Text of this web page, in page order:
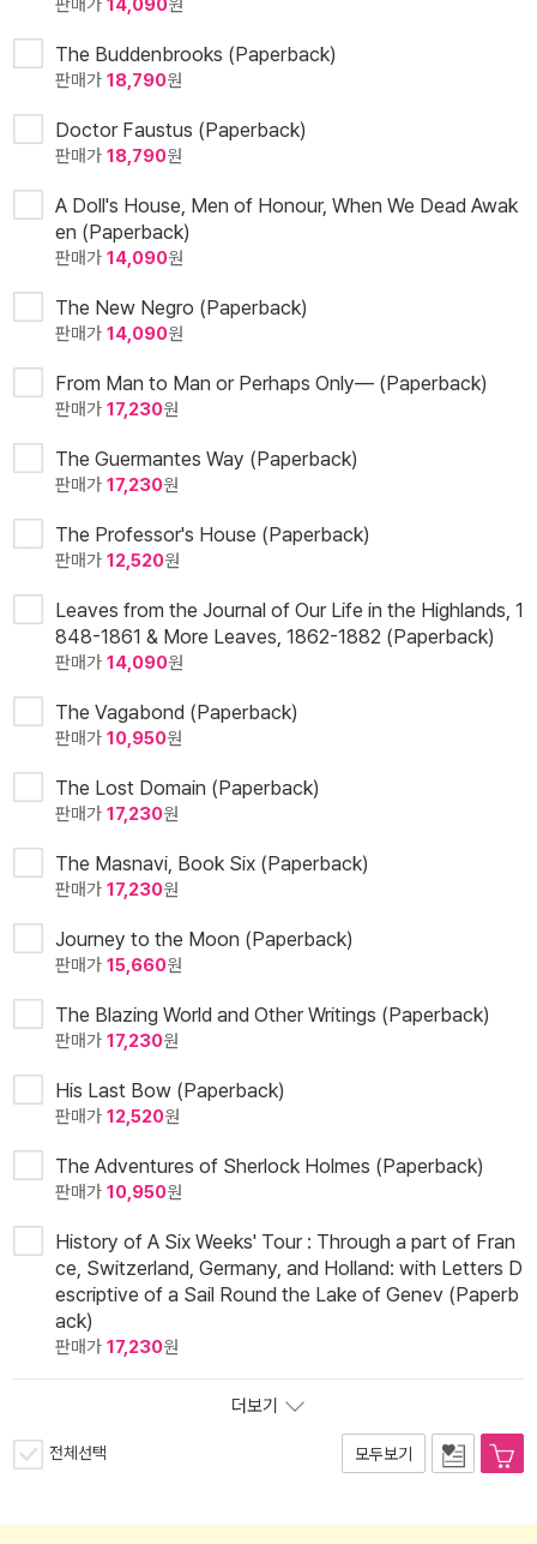
판매가 14,090원
The Buddenbrooks (Paperback)
판매가 18,790원
Doctor Faustus (Paperback)
판매가 18,790원
A Doll's House, Men of Honour, When We Dead Awak
en (Paperback)
판매가 14,090원
The New Negro (Paperback)
판매가 14,090원
From Man to Man or Perhaps Only— (Paperback)
판매가 17,230원
The Guermantes Way (Paperback)
판매가 17,230원
The Professor's House (Paperback)
판매가 12,520원
Leaves from the Journal of Our Life in the Highlands, 1
848-1861 & More Leaves, 1862-1882 (Paperback)
판매가 14,090원
The Vagabond (Paperback)
판매가 10,950원
The Lost Domain (Paperback)
판매가 17,230원
The Masnavi, Book Six (Paperback)
판매가 17,230원
Journey to the Moon (Paperback)
판매가 15,660원
The Blazing World and Other Writings (Paperback)
판매가 17,230원
His Last Bow (Paperback)
판매가 12,520원
The Adventures of Sherlock Holmes (Paperback)
판매가 10,950원
History of A Six Weeks' Tour : Through a part of Fran
ce, Switzerland, Germany, and Holland: with Letters D
escriptive of a Sail Round the Lake of Genev (Paperb
ack)
판매가 17,230원
더보기
전체선택 모두보기